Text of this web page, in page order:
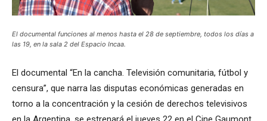
El documental funciones al menos hasta el 28 de septiembre, todos los días a
las 19, en la sala 2 del Espacio Incaa.
El documental “En la cancha. Televisión comunitaria, fútbol y
censura”, que narra las disputas económicas generadas en
torno a la concentración y la cesión de derechos televisivos